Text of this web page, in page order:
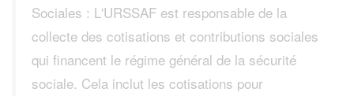
Sociales : L'URSSAF est responsable de la
collecte des cotisations et contributions sociales
qui financent le régime général de la sécurité
sociale. Cela inclut les cotisations pour